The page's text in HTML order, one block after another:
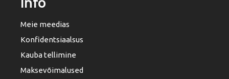
Meie meedias
Konfidentsiaalsus
Kauba tellimine
Maksevõimalused